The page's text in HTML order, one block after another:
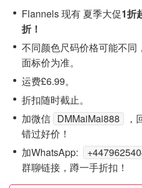
Flannels 现有 夏季大促1折
折！
不同颜色尺码价格可能不同
面标价为准。
运费£6.99。
折扣随时截止。
加微信 DMMaiMai888 ，
错过好价！
加WhatsApp:
群聊链接，蹲一手折扣！